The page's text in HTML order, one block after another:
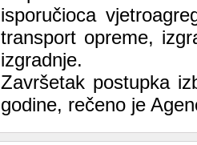
isporučioca
transport opreme,
izgradnje.
Završetak postupka
godine, rečeno je